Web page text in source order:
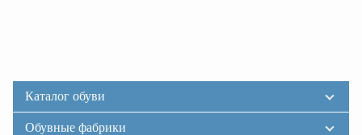
Каталог обуви
Обувные фабрики